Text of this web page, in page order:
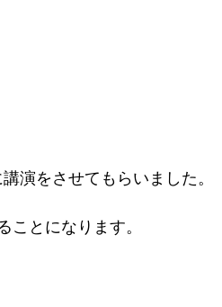
演をさせてもらいました。
ことになります。